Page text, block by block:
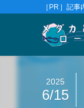
［PR］記
2025
6/15